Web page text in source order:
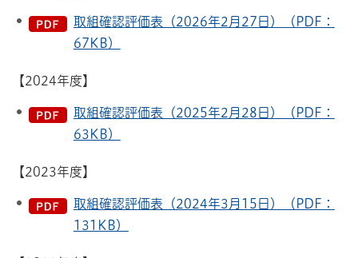
取組確認評価表（2026年2月27日）（PDF：
67KB）
【2024年度】
取組確認評価表（2025年2月28日）（PDF：
63KB）
【2023年度】
取組確認評価表（2024年3月15日）（PDF：
131KB）